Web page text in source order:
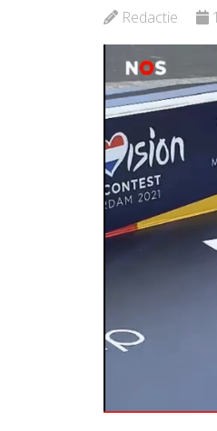
Redactie
Bekijk de pagina